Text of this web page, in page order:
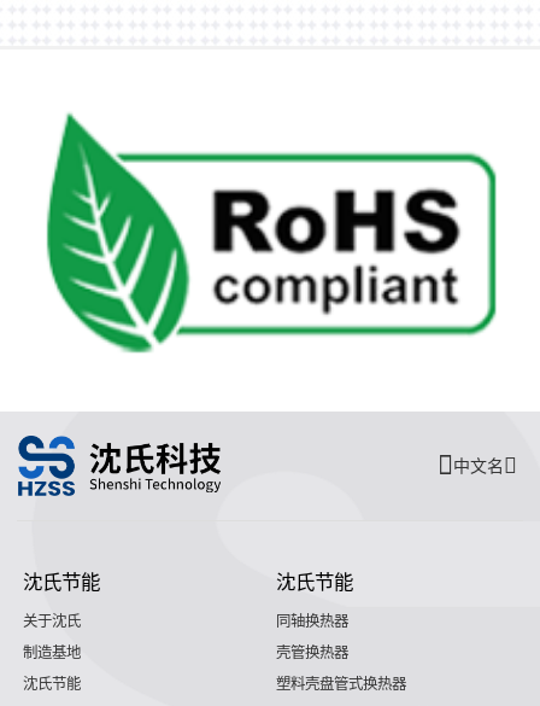
中文名
沈氏节能
关于沈氏
制造基地
沈氏节能
沈氏节能
同轴换热器
壳管换热器
塑料壳盘管式换热器